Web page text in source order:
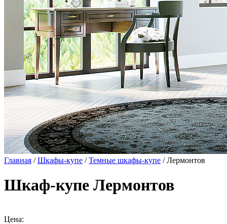
Главная /Шкафы-купе /Темные шкафы-купе / Лермонтов
Шкаф-купе Лермонтов
Цена: